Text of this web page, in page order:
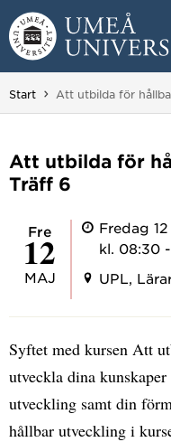
Hoppa direkt till
Huvudmenyn dold.
Start Du är här:
Att utbilda för
Att utbilda för
Träff 6
fre
12
MAJ
Fredag
kl. 08:30
UPL,
Syftet med kursen Att
utveckla dina
utveckling samt din
hållbar utveckling i